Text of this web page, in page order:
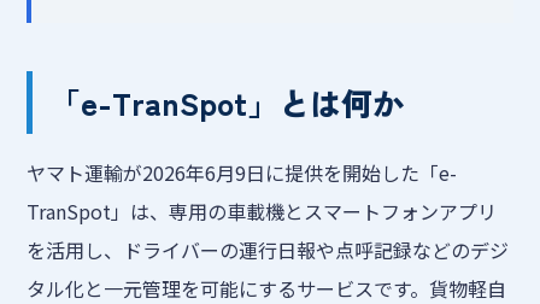
「e-TranSpot」とは何か
ヤマト運輸が2026年6月9日に提供を開始した「e-
TranSpot」は、専用の車載機とスマートフォンアプリ
を活用し、ドライバーの運行日報や点呼記録などのデジ
タル化と一元管理を可能にするサービスです。貨物軽自